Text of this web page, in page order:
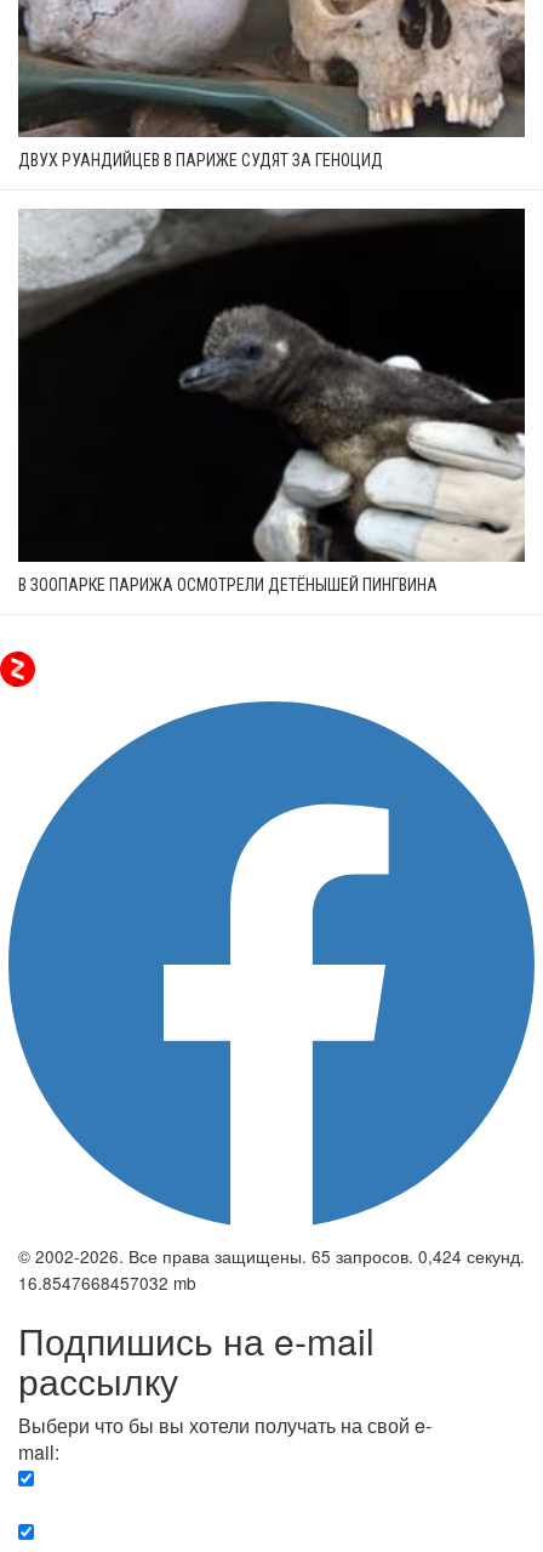
ДВУХ РУАНДИЙЦЕВ В ПАРИЖЕ СУДЯТ ЗА ГЕНОЦИД
В ЗООПАРКЕ ПАРИЖА ОСМОТРЕЛИ ДЕТЁНЫШЕЙ ПИНГВИНА
© 2002-2026. Все права защищены. 65 запросов. 0,424 секунд.
16.8547668457032 mb
Подпишись на e-mail
рассылку
Выбери что бы вы хотели получать на свой e-
mail: